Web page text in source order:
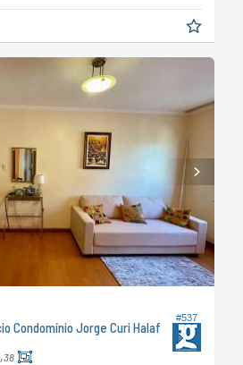
#537
Condomínio Jorge Curi Halaf
38